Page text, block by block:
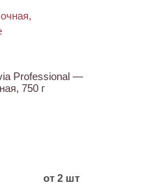
Professional —
750 г
от 2 шт